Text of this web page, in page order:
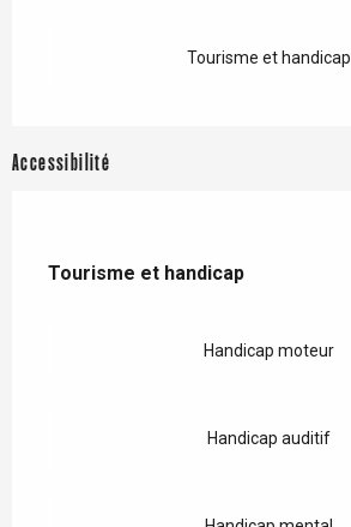
Tourisme et handicap
Accessibilité
Tourisme et handicap
Tourisme et handicap
Handicap moteur
Handicap auditif